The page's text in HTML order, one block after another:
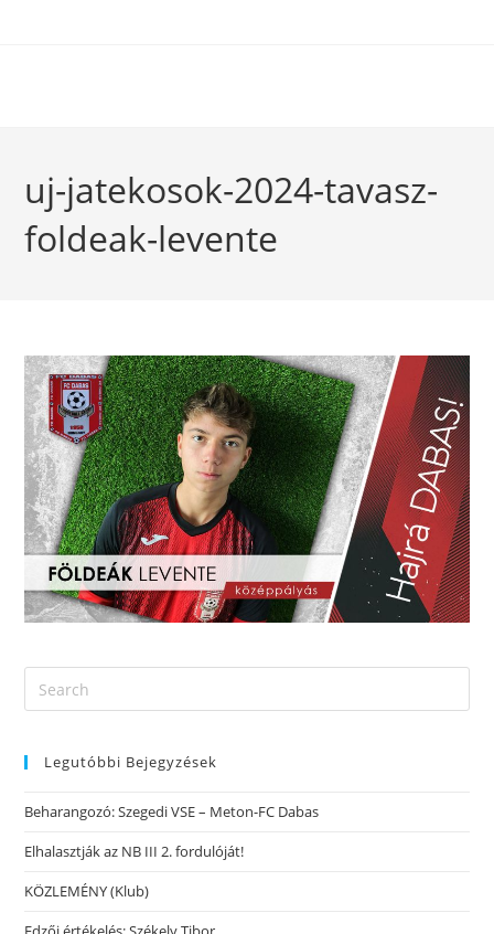
uj-jatekosok-2024-tavasz-
foldeak-levente
Legutóbbi Bejegyzések
Beharangozó: Szegedi VSE – Meton-FC Dabas
Elhalasztják az NB III 2. fordulóját!
KÖZLEMÉNY (Klub)